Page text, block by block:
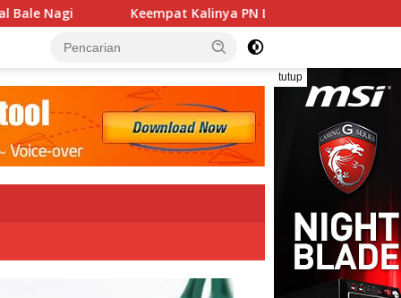
Kalinya PN Lembata Kabulkan Eksepsi, Kado Songsong
tutup